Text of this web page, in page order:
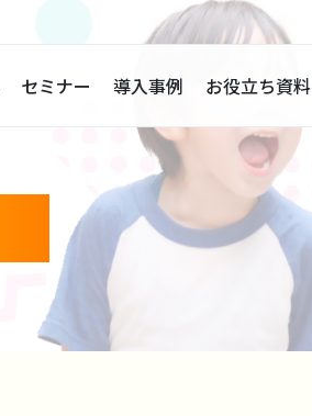
セミナー 導入事例 お役立ち資料